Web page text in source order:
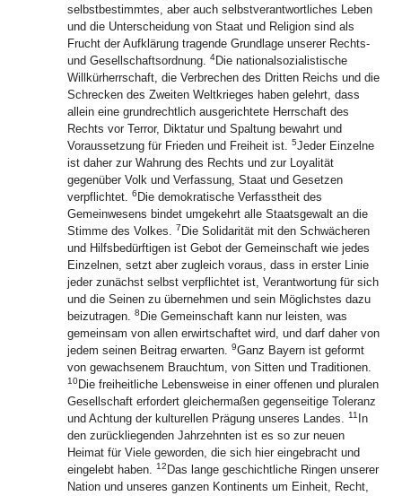
selbstbestimmtes, aber auch selbstverantwortliches Leben
und die Unterscheidung von Staat und Religion sind als
Frucht der Aufklärung tragende Grundlage unserer Rechts-
und Gesellschaftsordnung. 4Die nationalsozialistische
Willkürherrschaft, die Verbrechen des Dritten Reichs und die
Schrecken des Zweiten Weltkrieges haben gelehrt, dass
allein eine grundrechtlich ausgerichtete Herrschaft des
Rechts vor Terror, Diktatur und Spaltung bewahrt und
Voraussetzung für Frieden und Freiheit ist. 5Jeder Einzelne
ist daher zur Wahrung des Rechts und zur Loyalität
gegenüber Volk und Verfassung, Staat und Gesetzen
verpflichtet. 6 Die demokratische Verfasstheit des
Gemeinwesens bindet umgekehrt alle Staatsgewalt an die
Stimme des Volkes. 7 Die Solidarität mit den Schwächeren
und Hilfsbedürftigen ist Gebot der Gemeinschaft wie jedes
Einzelnen, setzt aber zugleich voraus, dass in erster Linie
jeder zunächst selbst verpflichtet ist, Verantwortung für sich
und die Seinen zu übernehmen und sein Möglichstes dazu
beizutragen. 8 Die Gemeinschaft kann nur leisten, was
gemeinsam von allen erwirtschaftet wird, und darf daher von
jedem seinen Beitrag erwarten. 9Ganz Bayern ist geformt
von gewachsenem Brauchtum, von Sitten und Traditionen.
10Die freiheitliche Lebensweise in einer offenen und pluralen
Gesellschaft erfordert gleichermaßen gegenseitige Toleranz
und Achtung der kulturellen Prägung unseres Landes. 11 In
den zurückliegenden Jahrzehnten ist es so zur neuen
Heimat für Viele geworden, die sich hier eingebracht und
eingelebt haben. 12 Das lange geschichtliche Ringen unserer
Nation und unseres ganzen Kontinents um Einheit, Recht,